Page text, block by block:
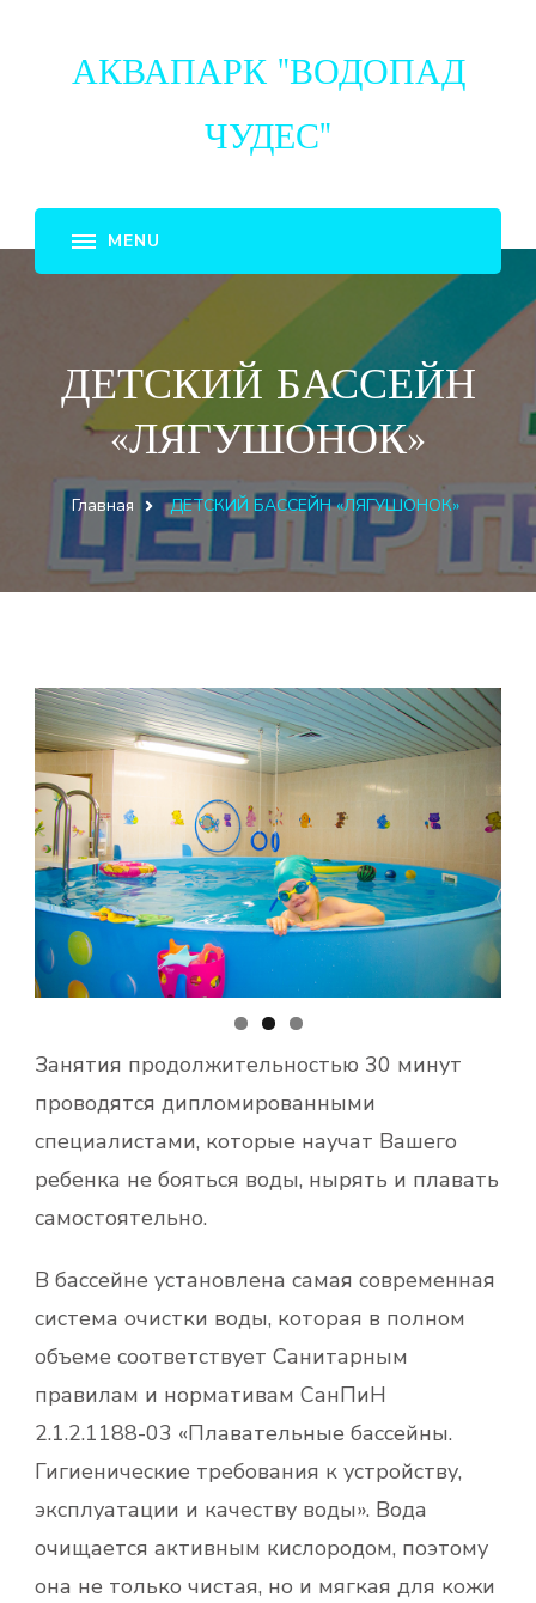
АКВАПАРК "ВОДОПАД
ЧУДЕС"
ДЕТСКИЙ БАССЕЙН
«ЛЯГУШОНОК»
Главная ДЕТСКИЙ БАССЕЙН «ЛЯГУШОНОК»
Занятия продолжительностью 30 минут
проводятся дипломированными
специалистами, которые научат Вашего
ребенка не бояться воды, нырять и плавать
самостоятельно.
В бассейне установлена самая современная
система очистки воды, которая в полном
объеме соответствует Санитарным
правилам и нормативам СанПиН
2.1.2.1188-03 «Плавательные бассейны.
Гигиенические требования к устройству,
эксплуатации и качеству воды». Вода
очищается активным кислородом, поэтому
она не только чистая, но и мягкая для кожи